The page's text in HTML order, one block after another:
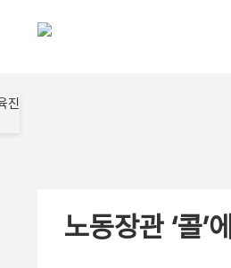
노동장관 ‘콜’